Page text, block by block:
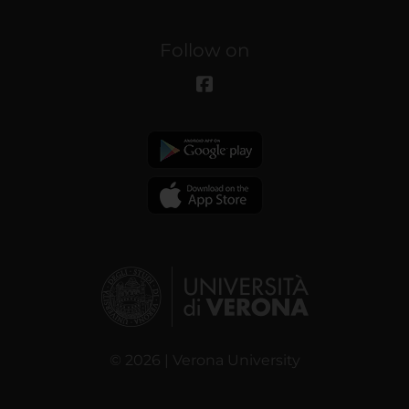
Follow on
© 2026 | Verona University